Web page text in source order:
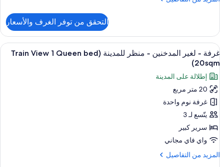
لغير
Queen
bed
20sqm)
غرفة
سرير
كبير
لغير
المدخنين
(1
Queen
bed
التحقق من توفر الغرف والأسعار
استعراض
جميع
صور
غرفة
-
لغير
المدخنين
-
منظر
للمدينة
(Train
أغطية فراش متميزة وخزنة داخل الغرفة
8
غرفة - لغير المدخنين - منظر للمدينة (Train View 1 Queen bed
20sqm)
إطلالة على المدينة
20 متر مربع
غرفة نوم واحدة
يتّسع لـ 3
سرير كبير
واي فاي مجاني
المزيد من التفاصيل
المزيد